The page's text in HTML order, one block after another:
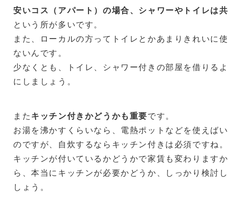
安いコス（アパート）の場合、シャワーやトイレは
という所が多いです。
また、ローカルの方ってトイレとかあまりきれいに
ないんです。
少なくとも、トイレ、シャワー付きの部屋を借りる
にしましょう。
またキッチン付きかどうかも重要です。
お湯を沸かすくらいなら、電熱ポットなどを使えば
のですが、自炊するならキッチン付きは必須ですね。
キッチンが付いているかどうかで家賃も変わりますか
ら、本当にキッチンが必要かどうか、しっかり検討
しょう。